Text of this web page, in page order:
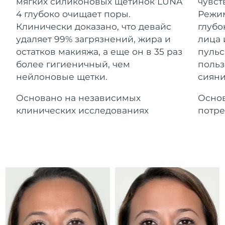
4 глубоко очищает поры.
Клинически доказано, что девайс
удаляет 99% загрязнений, жира и
остатков макияжа, а еще он в 35 раз
более гигиеничный, чем
нейлоновые щетки.
Основано на независимых
клинических исследованиях
лица
For healthy hair
Косметика Для мужчин
Купить
Гибралтар
Ожидаемая дата доставки
8/16/26
Греция
Ожидаемая дата доставки
Гонконг (САР)
Ожидаемая дата доставки
8/13/26
Венгрия
Ожидаемая дата доставки
8/10/26
Ирландия
Ожидаемая дата доставки
8/12/26
о-в Мэн
Ожидаемая дата доставки